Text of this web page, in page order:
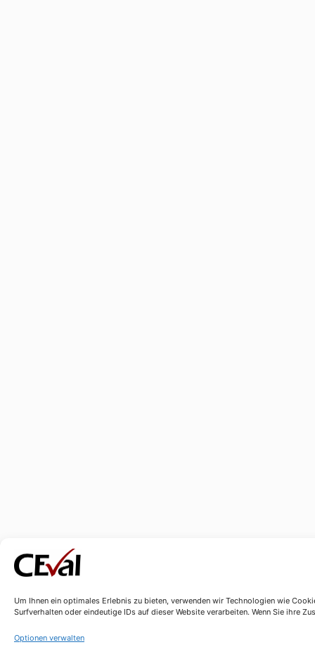
Um Ihnen ein optimales Erlebnis zu bieten, verwenden wir Technologien wie
Surfverhalten oder eindeutige IDs auf dieser Website verarbeiten. Wenn Sie ihre
Optionen verwalten